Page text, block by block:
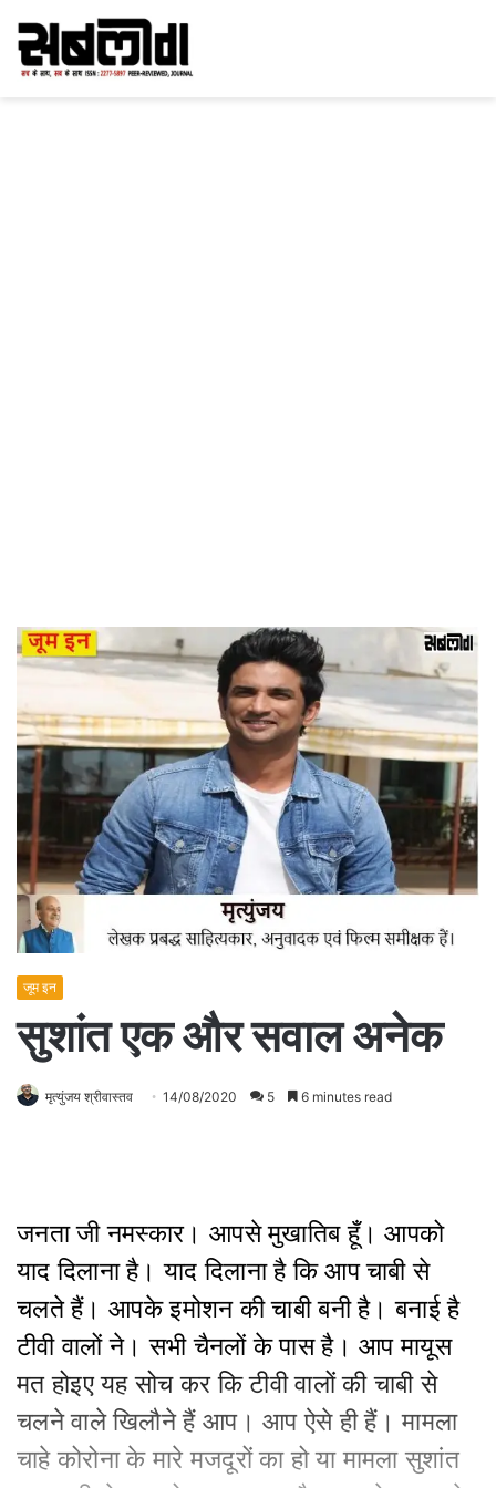
जूम इन
सुशांत एक और सवाल अनेक
मृत्युंजय श्रीवास्तव 14/08/2020 5 6 minutes read
जनता जी नमस्कार। आपसे मुखातिब हूँ। आपको
याद दिलाना है। याद दिलाना है कि आप चाबी से
चलते हैं। आपके इमोशन की चाबी बनी है। बनाई है
टीवी वालों ने। सभी चैनलों के पास है। आप मायूस
मत होइए यह सोच कर कि टीवी वालों की चाबी से
चलने वाले खिलौने हैं आप। आप ऐसे ही हैं। मामला
चाहे कोरोना के मारे मजदूरों का हो या मामला सुशांत